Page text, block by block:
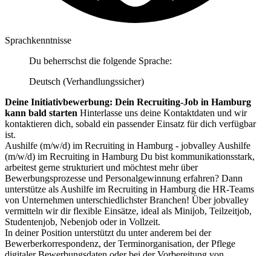
Sprachkenntnisse
Du beherrschst die folgende Sprache:
Deutsch (Verhandlungssicher)
Deine Initiativbewerbung: Dein Recruiting-Job in Hamburg
kann bald starten Hinterlasse uns deine Kontaktdaten und wir
kontaktieren dich, sobald ein passender Einsatz für dich verfügbar
ist.
Aushilfe (m/w/d) im Recruiting in Hamburg - jobvalley Aushilfe
(m/w/d) im Recruiting in Hamburg Du bist kommunikationsstark,
arbeitest gerne strukturiert und möchtest mehr über
Bewerbungsprozesse und Personalgewinnung erfahren? Dann
unterstütze als Aushilfe im Recruiting in Hamburg die HR-Teams
von Unternehmen unterschiedlichster Branchen! Über jobvalley
vermitteln wir dir flexible Einsätze, ideal als Minijob, Teilzeitjob,
Studentenjob, Nebenjob oder in Vollzeit.
In deiner Position unterstützt du unter anderem bei der
Bewerberkorrespondenz, der Terminorganisation, der Pflege